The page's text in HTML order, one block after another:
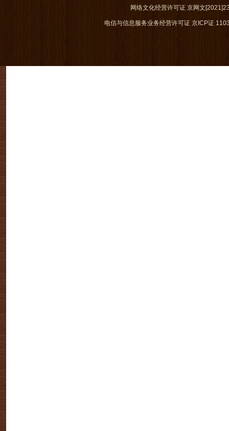
网络文化经营许可证 京网文
电信与信息服务业务经营许可证 京ICP证